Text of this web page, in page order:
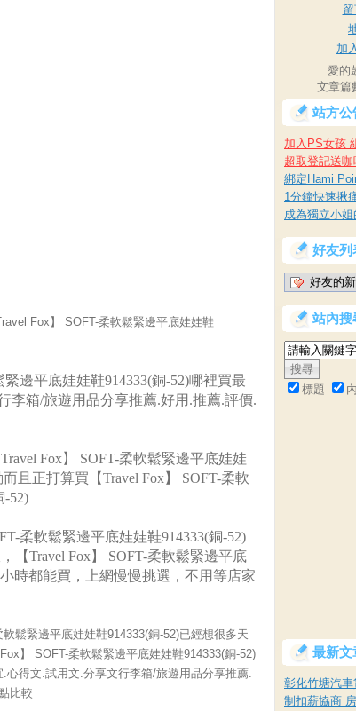
Fox】 SOFT-柔軟鬆緊邊平底娃娃鞋
緊邊平底娃娃鞋914333(銅-52)哪裡買最
李箱/旅遊用品分享推薦.好用.推薦.評價.
Fox】 SOFT-柔軟鬆緊邊平底娃娃
且正打算買【Travel Fox】 SOFT-柔軟
-52)
柔軟鬆緊邊平底娃娃鞋914333(銅-52)
【Travel Fox】 SOFT-柔軟鬆緊邊平底
時都能買，上網慢慢挑選，不用等店家
鬆緊邊平底娃娃鞋914333(銅-52)已經想很多天
】 SOFT-柔軟鬆緊邊平底娃娃鞋914333(銅-52)
心得文.試用文.分享文行李箱/旅遊用品分享推薦.
比較
加
愛的
文章篇
站方公
加入PS女孩
超取登記送咖
綁定Hami
1分鐘快速揪
成為獨立小
好友列
好友的
站內搜
標題
最新文
彰化竹塘汽
制扣薪協商